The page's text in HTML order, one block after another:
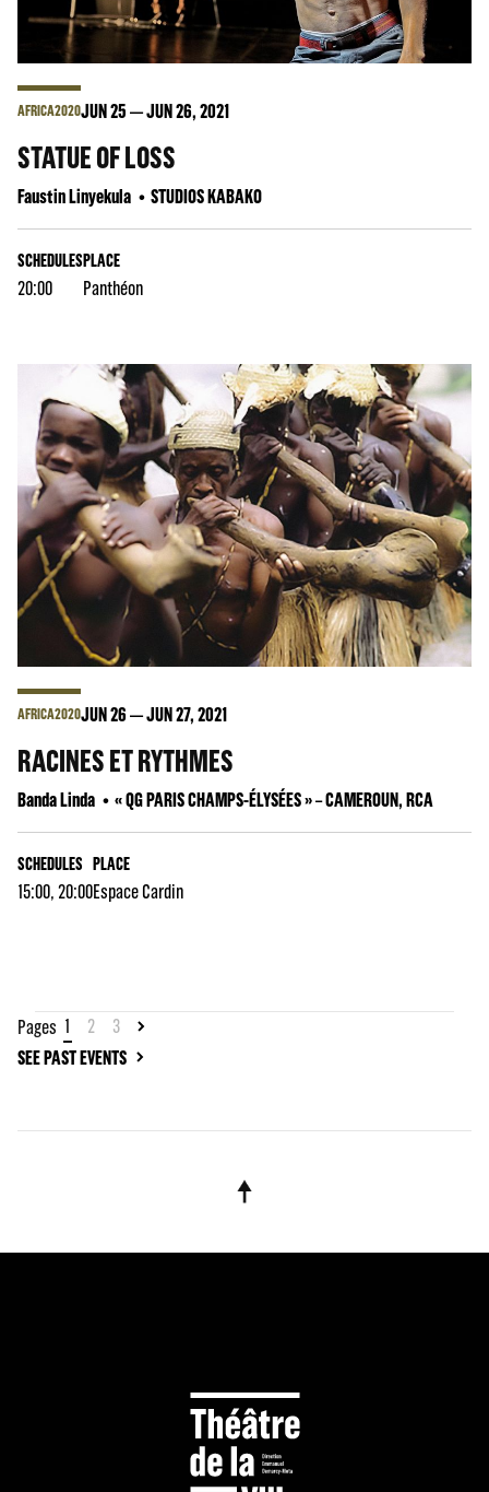
AFRICA2020JUN25 JUN26, 2021
STATUE OF LOSS
Faustin Linyekula STUDIOS KABAKO
SCHEDULES
20:00
PLACE
Panthéon
AFRICA2020JUN26 JUN27, 2021
RACINES ET RYTHMES
Banda Linda « QG PARIS CHAMPS-ÉLYSÉES » – CAMEROUN, RCA
SCHEDULES
15:00, 20:00
PLACE
Espace Cardin
Pages 1 2
3
SEE PAST EVENTS